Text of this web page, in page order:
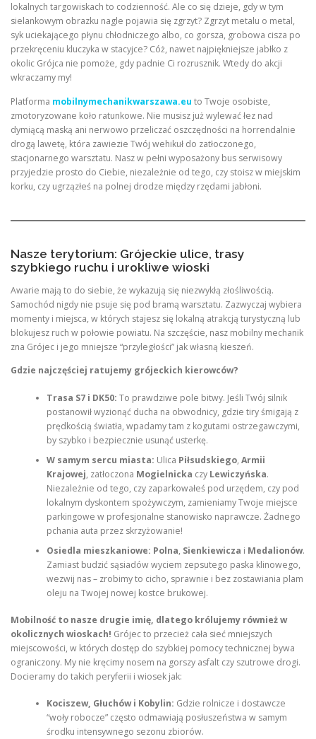
lokalnych targowiskach to codzienność. Ale co się dzieje, gdy w tym
sielankowym obrazku nagle pojawia się zgrzyt? Zgrzyt metalu o metal,
syk uciekającego płynu chłodniczego albo, co gorsza, grobowa cisza po
przekręceniu kluczyka w stacyjce? Cóż, nawet najpiękniejsze jabłko z
okolic Grójca nie pomoże, gdy padnie Ci rozrusznik. Wtedy do akcji
wkraczamy my!
Platforma mobilnymechanikwarszawa.eu to Twoje osobiste,
zmotoryzowane koło ratunkowe. Nie musisz już wylewać łez nad
dymiącą maską ani nerwowo przeliczać oszczędności na horrendalnie
drogą lawetę, która zawiezie Twój wehikuł do zatłoczonego,
stacjonarnego warsztatu. Nasz w pełni wyposażony bus serwisowy
przyjedzie prosto do Ciebie, niezależnie od tego, czy stoisz w miejskim
korku, czy ugrzązłeś na polnej drodze między rzędami jabłoni.
Nasze terytorium: Grójeckie ulice, trasy
szybkiego ruchu i urokliwe wioski
Awarie mają to do siebie, że wykazują się niezwykłą złośliwością.
Samochód nigdy nie psuje się pod bramą warsztatu. Zazwyczaj wybiera
momenty i miejsca, w których stajesz się lokalną atrakcją turystyczną lub
blokujesz ruch w połowie powiatu. Na szczęście, nasz mobilny mechanik
zna Grójec i jego mniejsze “przyległości” jak własną kieszeń.
Gdzie najczęściej ratujemy grójeckich kierowców?
Trasa S7 i DK50: To prawdziwe pole bitwy. Jeśli Twój silnik
postanowił wyzionąć ducha na obwodnicy, gdzie tiry śmigają z
prędkością światła, wpadamy tam z kogutami ostrzegawczymi,
by szybko i bezpiecznie usunąć usterkę.
W samym sercu miasta: Ulica Piłsudskiego, Armii
Krajowej, zatłoczona Mogielnicka czy Lewiczyńska.
Niezależnie od tego, czy zaparkowałeś pod urzędem, czy pod
lokalnym dyskontem spożywczym, zamieniamy Twoje miejsce
parkingowe w profesjonalne stanowisko naprawcze. Żadnego
pchania auta przez skrzyżowanie!
Osiedla mieszkaniowe: Polna, Sienkiewicza i Medalionów.
Zamiast budzić sąsiadów wyciem zepsutego paska klinowego,
wezwij nas – zrobimy to cicho, sprawnie i bez zostawiania plam
oleju na Twojej nowej kostce brukowej.
Mobilność to nasze drugie imię, dlatego królujemy również w
okolicznych wioskach! Grójec to przecież cała sieć mniejszych
miejscowości, w których dostęp do szybkiej pomocy technicznej bywa
ograniczony. My nie kręcimy nosem na gorszy asfalt czy szutrowe drogi.
Docieramy do takich peryferii i wiosek jak:
Kociszew, Głuchów i Kobylin: Gdzie rolnicze i dostawcze
“woły robocze” często odmawiają posłuszeństwa w samym
środku intensywnego sezonu zbiorów.